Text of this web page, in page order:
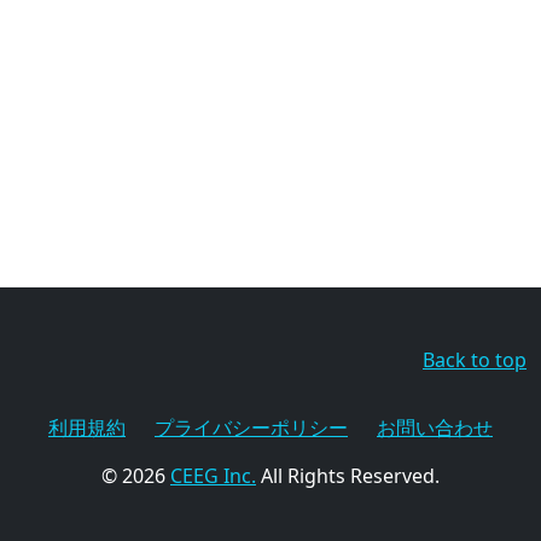
Back to top
利用規約 プライバシーポリシー
お問い合わせ
© 2026 CEEG Inc. All Rights Reserved.